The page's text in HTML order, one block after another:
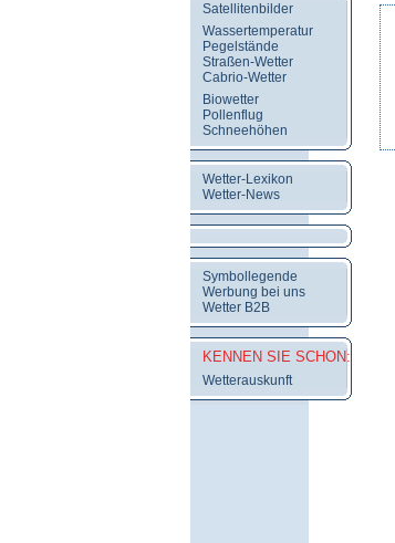
Satellitenbilder
Wassertemperatur
Pegelstände
Straßen-Wetter
Cabrio-Wetter
Biowetter
Pollenflug
Schneehöhen
Wetter-Lexikon
Wetter-News
Symbollegende
Werbung bei uns
Wetter B2B
KENNEN SIE SCHON:
Wetterauskunft